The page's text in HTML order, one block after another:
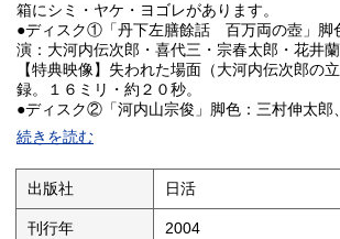
箱にシミ・ヤケ・ヨゴレがあります。
●ディスク①「丹下左膳餘話 百万両の壺」脚
演：大河内伝次郎・喜代三・宗春太郎・花井蘭
【特典映像】失われた場面（大河内伝次郎の
録。１６ミリ・約２０秒。
●ディスク②「河内山宗俊」脚色：三村伸太郎
郎・中村翫勘右衛門・原節子・山岸しづ江ほか
【特典映像】”磯の源太 抱寝の長脇差”７２秒
秒の収録。
●【ブッククレット】”原田道子（山中貞雄の
ー”。新藤兼人・黒木和雄・鈴木則文・青山真
清志郎ほか一文。その他。
続きを読む
出版社 日活
刊行年 2004